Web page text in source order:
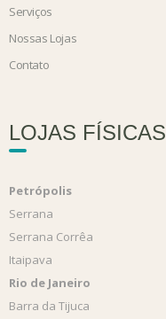
Serviços
Nossas Lojas
Contato
LOJAS FÍSICAS
Petrópolis
Serrana
Serrana Corrêa
Itaipava
Rio de Janeiro
Barra da Tijuca